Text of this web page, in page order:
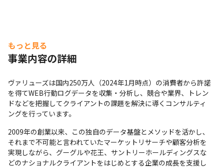
もっと見る
事業内容の詳細
ヴァリューズは国内250万人（2024年1月時点）の消費者から許諾
を得てWEB行動ログデータを収集・分析し、競合や業界、トレン
ドなどを把握してクライアントの課題を解決に導くコンサルティ
ングを行っています。
2009年の創業以来、この独自のデータ基盤とメソッドを活かし、
それまで不可能と言われていたマーケットリサーチや顧客分析を
実現しながら、グーグルや花王、サントリーホールディングスな
どのナショナルクライアントをはじめとする企業の成長を支援し